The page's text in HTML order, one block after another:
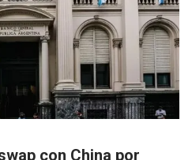
con China por